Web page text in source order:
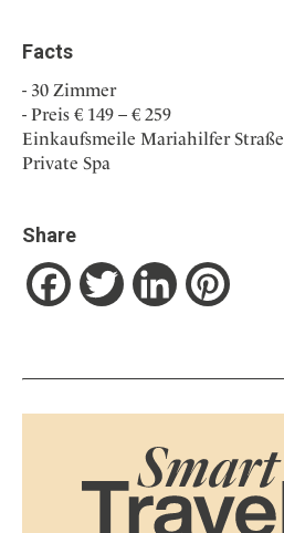
Facts
30 Zimmer
Preis € 149 – € 259
Einkaufsmeile Mariahilfer Straße
Private Spa
Share
FacebookTwitter LinkedIn